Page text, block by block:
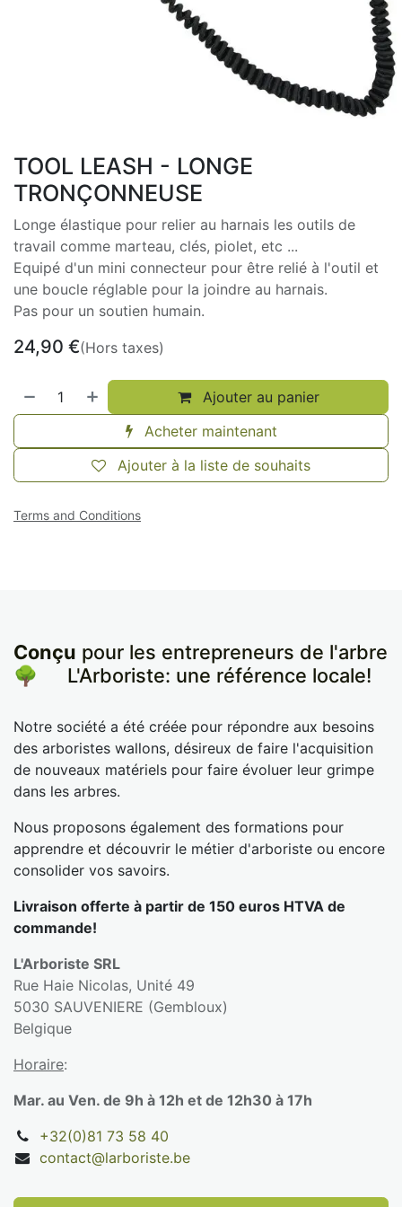
TOOL LEASH - LONGE
TRONÇONNEUSE
Longe élastique pour relier au harnais les outils de
travail comme marteau, clés, piolet, etc ...
Equipé d'un mini connecteur pour être relié à l'outil et
une boucle réglable pour la joindre au harnais.
Pas pour un soutien humain.
24,90 €(Hors taxes)
Ajouter au panier
Acheter maintenant
Ajouter à la liste de souhaits
Terms and Conditions
Conçu pour les entrepreneurs de l'arbre
🌳
​L'Arboriste: une référence locale!
Notre société a été créée pour répondre aux besoins
des arboristes wallons, désireux de faire l'acquisition
de nouveaux matériels pour faire évoluer leur grimpe
dans les arbres.
Nous proposons également des formations pour
apprendre et découvrir le métier d'arboriste ou encore
consolider vos savoirs.
Livraison offerte à partir de 150 euros HTVA de
commande!
L'Arboriste SRL
Rue Haie Nicolas, Unité 49
5030 SAUVENIERE (Gembloux)
Belgique
Horaire:
Mar. au Ven. de 9h à 12h et de 12h30 à 17h
+32(0)81 73 58 40
contact@larboriste.be